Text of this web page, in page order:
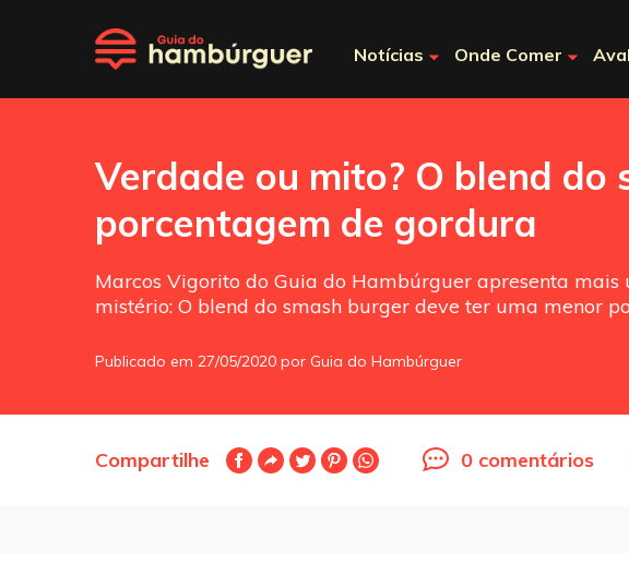
Notícias Onde Comer
Verdade ou mito? O blend
porcentagem de gordura
Marcos Vigorito do Guia do Hambúrguer apresenta mais
mistério: O blend do smash burger deve ter uma menor
Publicado em 27/05/2020 por Guia do Hambúrguer
Compartilhe 0 comentários